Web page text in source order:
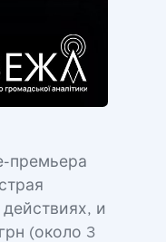
премьера
и
(около 3